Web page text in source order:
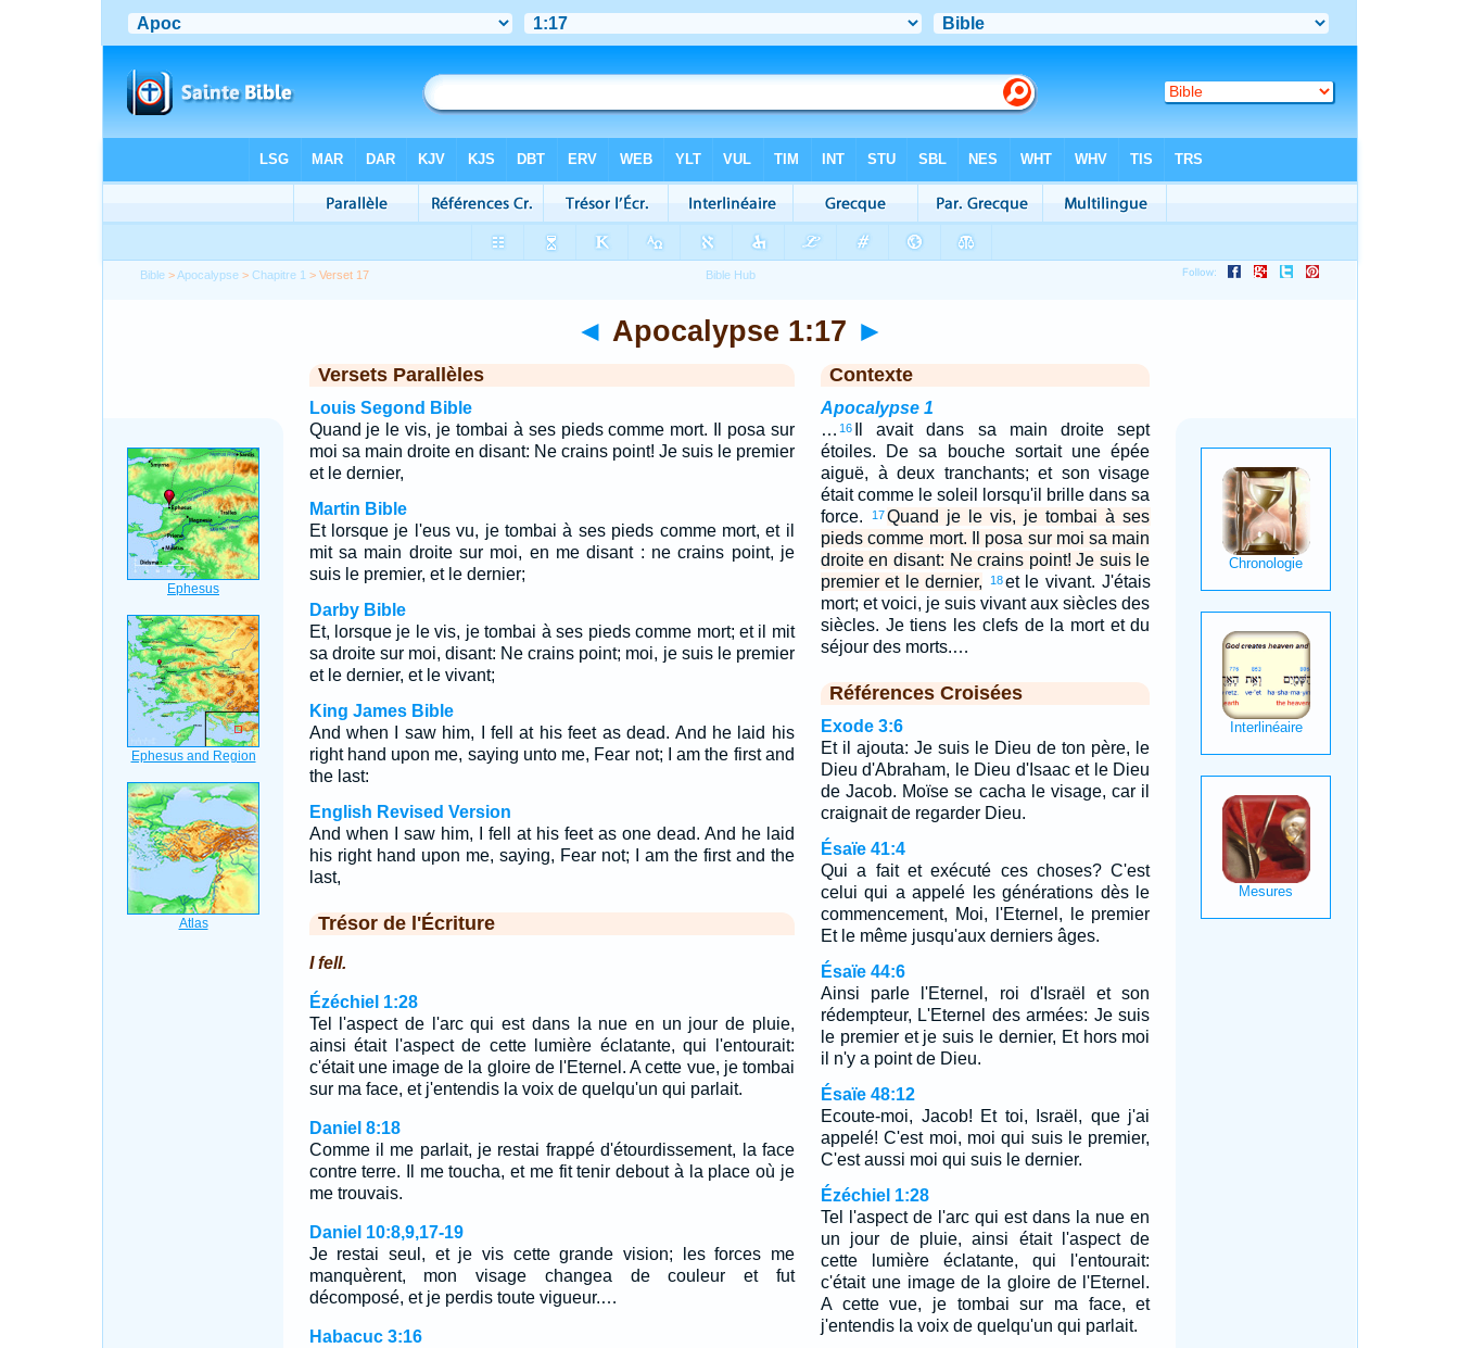
Bible >Apocalypse >Chapitre 1 > Verset 17
◄ Apocalypse 1:17 ►
Versets Parallèles
Louis Segond Bible
Quand je le vis, je tombai à ses pieds comme mort. Il posa sur
moi sa main droite en disant: Ne crains point! Je suis le premier
et le dernier,
Martin Bible
Et lorsque je l'eus vu, je tombai à ses pieds comme mort, et il
mit sa main droite sur moi, en me disant : ne crains point, je
suis le premier, et le dernier;
Darby Bible
Et, lorsque je le vis, je tombai à ses pieds comme mort; et il mit
sa droite sur moi, disant: Ne crains point; moi, je suis le premier
et le dernier, et le vivant;
King James Bible
And when I saw him, I fell at his feet as dead. And he laid his
right hand upon me, saying unto me, Fear not; I am the first and
the last:
English Revised Version
And when I saw him, I fell at his feet as one dead. And he laid
his right hand upon me, saying, Fear not; I am the first and the
last,
Trésor de l'Écriture
I fell.
Ézéchiel 1:28
Tel l'aspect de l'arc qui est dans la nue en un jour de pluie,
ainsi était l'aspect de cette lumière éclatante, qui l'entourait:
c'était une image de la gloire de l'Eternel. A cette vue, je tombai
sur ma face, et j'entendis la voix de quelqu'un qui parlait.
Daniel 8:18
Comme il me parlait, je restai frappé d'étourdissement, la face
contre terre. Il me toucha, et me fit tenir debout à la place où je
me trouvais.
Daniel 10:8,9,17-19
Je restai seul, et je vis cette grande vision; les forces me
manquèrent, mon visage changea de couleur et fut
décomposé, et je perdis toute vigueur.…
Habacuc 3:16
Contexte
Apocalypse 1
… 16
Il avait dans sa main droite sept
étoiles. De sa bouche sortait une épée
aiguë, à deux tranchants; et son visage
était comme le soleil lorsqu'il brille dans sa
force.
17Quand je le vis, je tombai à ses
pieds comme mort. Il posa sur moi sa main
droite en disant: Ne crains point! Je suis le
premier et le dernier,
18et le vivant. J'étais
mort; et voici, je suis vivant aux siècles des
siècles. Je tiens les clefs de la mort et du
séjour des morts.…
Références Croisées
Exode 3:6
Et il ajouta: Je suis le Dieu de ton père, le
Dieu d'Abraham, le Dieu d'Isaac et le Dieu
de Jacob. Moïse se cacha le visage, car il
craignait de regarder Dieu.
Ésaïe 41:4
Qui a fait et exécuté ces choses? C'est
celui qui a appelé les générations dès le
commencement, Moi, l'Eternel, le premier
Et le même jusqu'aux derniers âges.
Ésaïe 44:6
Ainsi parle l'Eternel, roi d'Israël et son
rédempteur, L'Eternel des armées: Je suis
le premier et je suis le dernier, Et hors moi
il n'y a point de Dieu.
Ésaïe 48:12
Ecoute-moi, Jacob! Et toi, Israël, que j'ai
appelé! C'est moi, moi qui suis le premier,
C'est aussi moi qui suis le dernier.
Ézéchiel 1:28
Tel l'aspect de l'arc qui est dans la nue en
un jour de pluie, ainsi était l'aspect de
cette lumière éclatante, qui l'entourait:
c'était une image de la gloire de l'Eternel.
A cette vue, je tombai sur ma face, et
j'entendis la voix de quelqu'un qui parlait.